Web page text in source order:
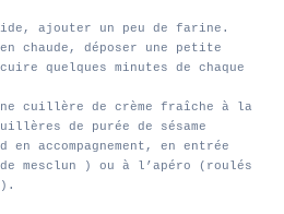
ajouter un peu de farine.
chaude, déposer une petite
quelques minutes de chaque
cuillère de crème fraîche à la
de purée de sésame
accompagnement, en entrée
mesclun ) ou à l’apéro (roulés